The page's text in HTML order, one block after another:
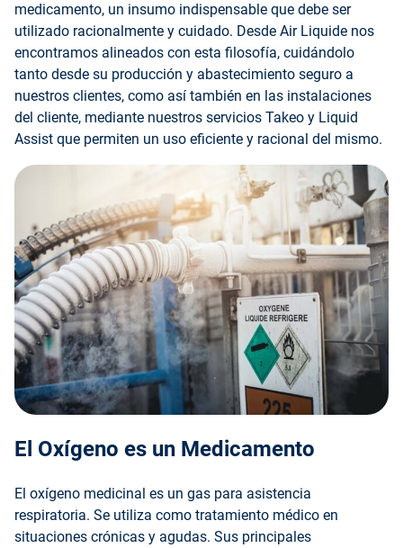
medicamento, un insumo indispensable que debe ser
utilizado racionalmente y cuidado. Desde Air Liquide nos
encontramos alineados con esta filosofía, cuidándolo
tanto desde su producción y abastecimiento seguro a
nuestros clientes, como así también en las instalaciones
del cliente, mediante nuestros servicios Takeo y Liquid
Assist que permiten un uso eficiente y racional del mismo.
El Oxígeno es un Medicamento
El oxígeno medicinal es un gas para asistencia
respiratoria. Se utiliza como tratamiento médico en
situaciones crónicas y agudas. Sus principales